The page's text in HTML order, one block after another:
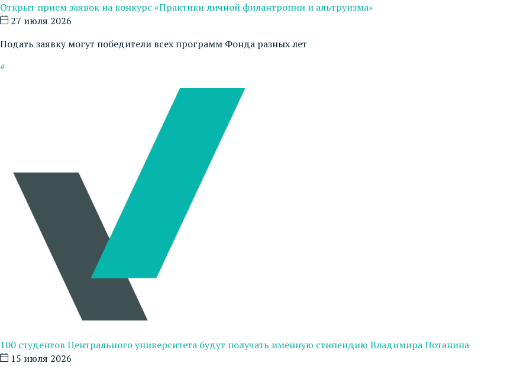
Открыт прием заявок на конкурс «Практики личной филантропии и альтруизма»
27 июля 2026
Подать заявку могут победители всех программ Фонда разных лет
#
100 студентов Центрального университета будут получать именную стипендию Владимира Потанина
15 июля 2026